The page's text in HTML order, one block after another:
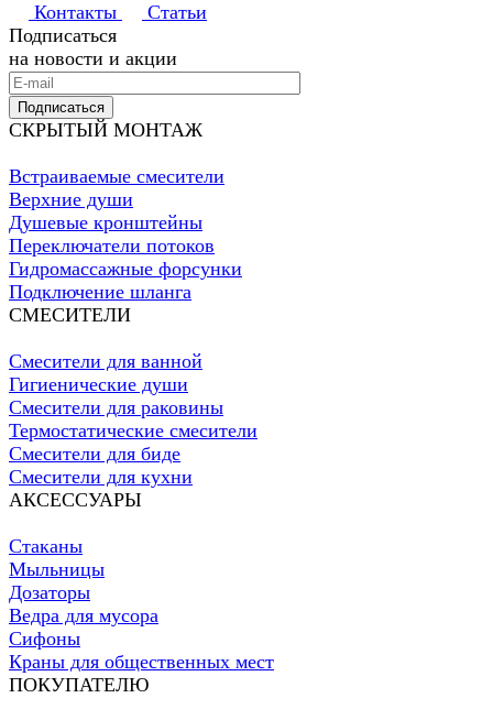
Контакты
Статьи
Подписаться
на новости и акции
Подписаться
СКРЫТЫЙ МОНТАЖ
Встраиваемые смесители
Верхние души
Душевые кронштейны
Переключатели потоков
Гидромассажные форсунки
Подключение шланга
СМЕСИТЕЛИ
Смесители для ванной
Гигиенические души
Смесители для раковины
Термостатические смесители
Смесители для биде
Смесители для кухни
АКСЕССУАРЫ
Стаканы
Мыльницы
Дозаторы
Ведра для мусора
Сифоны
Краны для общественных мест
ПОКУПАТЕЛЮ